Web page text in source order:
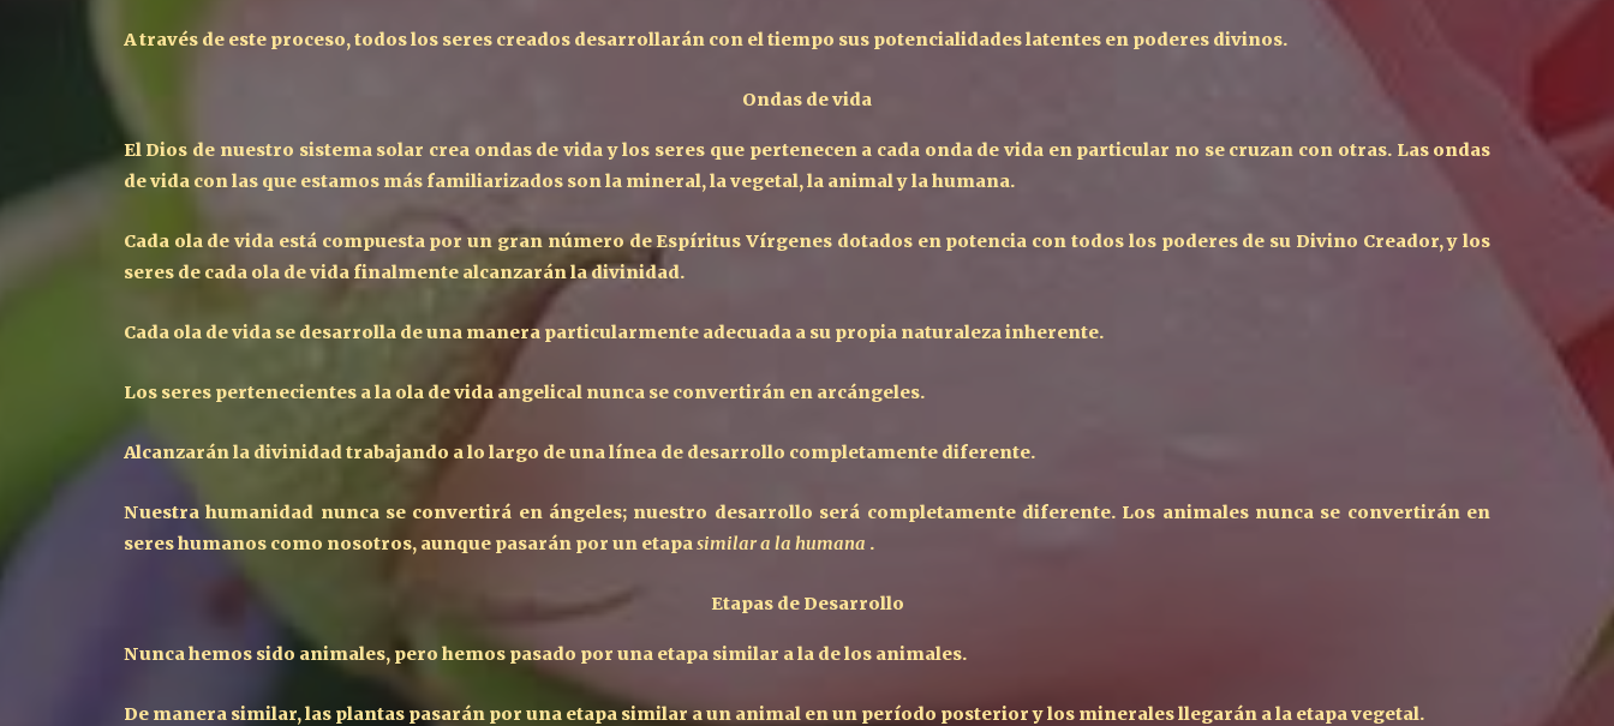
A través de este proceso, todos los seres creados desarrollarán con el tiempo sus potencialidades latentes en poderes divinos.
Ondas de vida
El Dios de nuestro sistema solar crea ondas de vida y los seres que pertenecen a cada onda de vida en particular no se cruzan con otras. Las ondas
de vida con las que estamos más familiarizados son la mineral, la vegetal, la animal y la humana.
Cada ola de vida está compuesta por un gran número de Espíritus Vírgenes dotados en potencia con todos los poderes de su Divino Creador, y los
seres de cada ola de vida finalmente alcanzarán la divinidad.
Cada ola de vida se desarrolla de una manera particularmente adecuada a su propia naturaleza inherente.
Los seres pertenecientes a la ola de vida angelical nunca se convertirán en arcángeles.
Alcanzarán la divinidad trabajando a lo largo de una línea de desarrollo completamente diferente.
Nuestra humanidad nunca se convertirá en ángeles; nuestro desarrollo será completamente diferente. Los animales nunca se convertirán en
seres humanos como nosotros, aunque pasarán por un etapasimilar a la humana .
Etapas de Desarrollo
Nunca hemos sido animales, pero hemos pasado por una etapa similar a la de los animales.
De manera similar, las plantas pasarán por una etapa similar a un animal en un período posterior y los minerales llegarán a la etapa vegetal.